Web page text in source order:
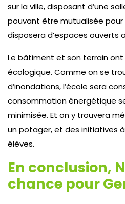
sur la ville, disposant d’une
pouvant être mutualisée pour
disposera d’espaces ouverts
Le bâtiment et son terrain
écologique. Comme on se
d’inondations, l’école sera
consommation énergétique
minimisée. Et on y trouvera
un potager, et des initiatives
élèves.
En conclusion,
chance pour